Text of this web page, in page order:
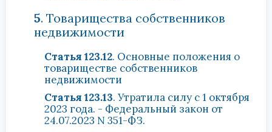
5. Товарищества собственников
недвижимости
Статья 123.12. Основные положения о
товариществе собственников
недвижимости
Статья 123.13. Утратила силу с 1 октября
2023 года. - Федеральный закон от
24.07.2023 N 351-ФЗ.